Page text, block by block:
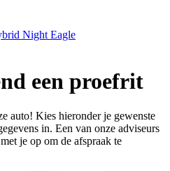
Night Eagle
een proefrit
auto! Kies hieronder je gewenste
in. Een van onze adviseurs
je op om de afspraak te